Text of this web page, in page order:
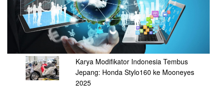
Karya Modifikator Indonesia Tembus
Jepang: Honda Stylo160 ke Mooneyes
2025